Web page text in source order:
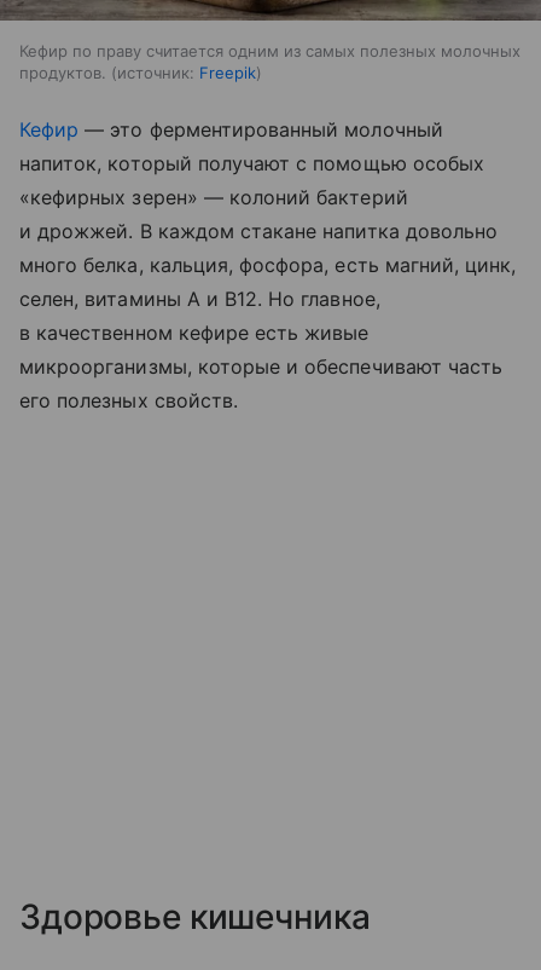
Кефир по праву считается одним из самых полезных молочных
продуктов.
источник: Freepik
Кефир — это ферментированный молочный
напиток, который получают с помощью особых
«кефирных зерен» — колоний бактерий
и дрожжей. В каждом стакане напитка довольно
много белка, кальция, фосфора, есть магний, цинк,
селен, витамины A и B12. Но главное,
в качественном кефире есть живые
микроорганизмы, которые и обеспечивают часть
его полезных свойств.
Здоровье кишечника